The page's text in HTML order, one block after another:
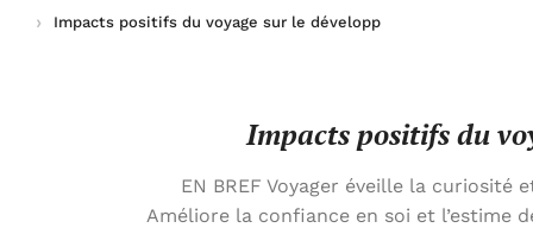
Impacts positifs du voyage sur le développement personnel
Impacts positifs du
EN BREF Voyager éveille la curiosité
Améliore la confiance en soi et l’estime